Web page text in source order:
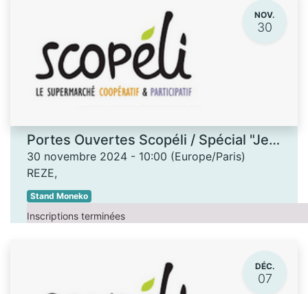
NOV.
30
Portes Ouvertes Scopéli / Spécial "Jeux de société"
30 novembre 2024 - 10:00 (Europe/Paris)
REZE,
Stand Moneko
Inscriptions terminées
DÉC.
07